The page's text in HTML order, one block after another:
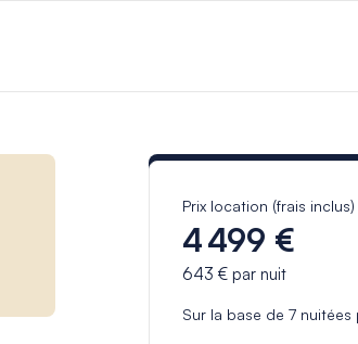
Prix location (frais
4 499 €
643 € par nuit
Sur la base de 7 nuitées